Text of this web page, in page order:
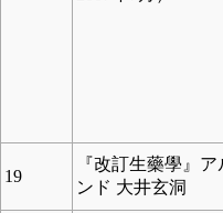
19
『改訂生藥學』
ンド 大井玄洞